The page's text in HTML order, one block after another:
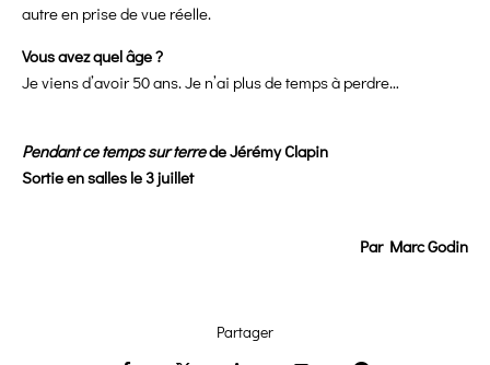
autre en prise de vue réelle.
Vous avez quel âge ?
Je viens d’avoir 50 ans. Je n’ai plus de temps à perdre…
Pendant ce temps sur terrede Jérémy Clapin
Sortie en salles le 3 juillet
Par Marc Godin
Partager